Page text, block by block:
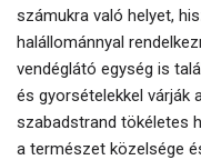
számukra való helyet,
halállománnyal
vendéglátó egység is
és gyorsételekkel várják
szabadstrand tökéletes
a természet közelsége